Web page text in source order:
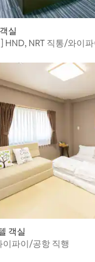
실
HND, NRT 직통/와이파
객실
이파이/공항 직행